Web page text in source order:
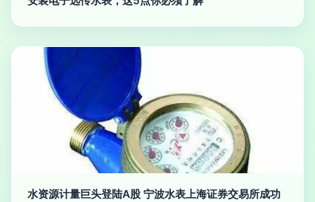
水资源计量巨头登陆A股 宁波水表上海证券交易所成功